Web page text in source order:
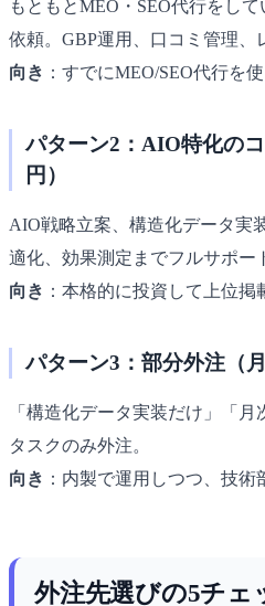
もともとMEO・SEO代行をし
依頼。GBP運用、口コミ管理、
向き ：すでにMEO/SEO代行を
パターン2：AIO特化の
円）
AIO戦略立案、構造化データ実
適化、効果測定までフルサポー
向き ：本格的に投資して上位
パターン3：部分外注（月
「構造化データ実装だけ」「
タスクのみ外注。
向き ：内製で運用しつつ、技
外注先選びの5チェ